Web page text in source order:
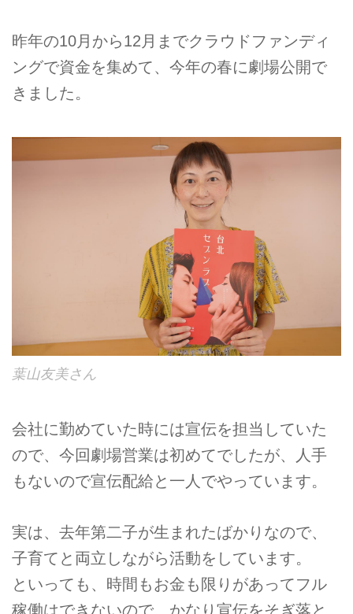
昨年の10月から12月までクラウドファンディ
ングで資金を集めて、今年の春に劇場公開で
きました。
葉山友美さん
会社に勤めていた時には宣伝を担当していた
ので、今回劇場営業は初めてでしたが、人手
もないので宣伝配給と一人でやっています。
実は、去年第二子が生まれたばかりなので、
子育てと両立しながら活動をしています。
といっても、時間もお金も限りがあってフル
稼働はできないので、かなり宣伝をそぎ落と